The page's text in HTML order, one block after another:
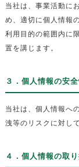
当社は、事業活動に
め、適切に個人情報
利用目的の範囲内に
置を講じます。
３．個人情報の安
当社は、個人情報へ
洩等のリスクに対し
４．個人情報の取